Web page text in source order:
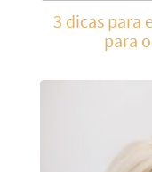
3 dicas para
para